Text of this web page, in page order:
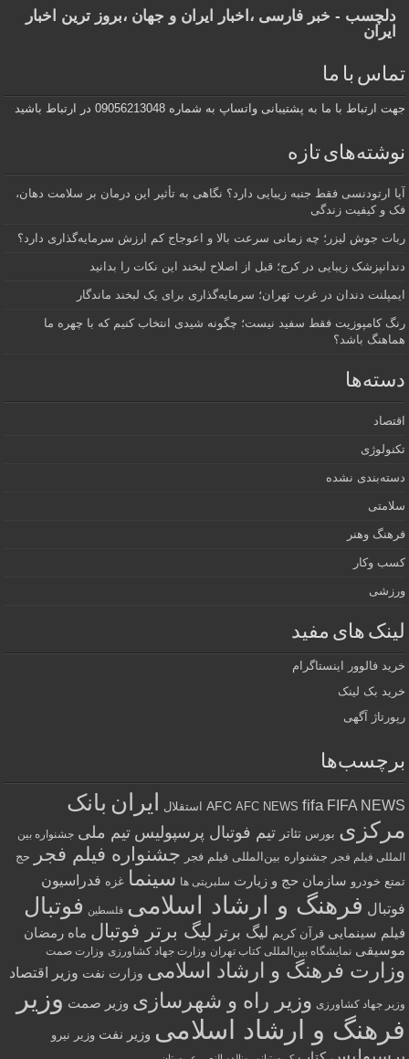
دلچسب - خبر فارسی ،اخبار ایران و جهان ،بروز ترین اخبار
ایران
تماس با ما
جهت ارتباط با ما به پشتیبانی واتساپ به شماره 09056213048 در ارتباط باشید
نوشته‌های تازه
آیا ارتودنسی فقط جنبه زیبایی دارد؟ نگاهی به تأثیر این درمان بر سلامت دهان،
فک و کیفیت زندگی
ربات جوش لیزر؛ چه زمانی سرعت بالا و اعوجاج کم ارزش سرمایه‌گذاری دارد؟
دندانپزشک زیبایی در کرج؛ قبل از اصلاح لبخند این نکات را بدانید
ایمپلنت دندان در غرب تهران؛ سرمایه‌گذاری برای یک لبخند ماندگار
رنگ کامپوزیت فقط سفید نیست؛ چگونه شیدی انتخاب کنیم که با چهره ما
هماهنگ باشد؟
دسته‌ها
اقتصاد
تکنولوژی
دسته‌بندی نشده
سلامتی
فرهنگ وهنر
کسب وکار
ورزشی
لینک های مفید
خرید فالوور اینستاگرام
خرید بک لینک
رپورتاژ آگهی
برچسب‌ها
AFC AFC NEWS fifa FIFA NEWS استقلال ایران بانک
مرکزی بورس تئاتر تیم فوتبال پرسپولیس تیم ملی جشنواره بین
المللی فیلم فجر جشنواره بین‌المللی فیلم فجر جشنواره فیلم فجر
حج
تمتع خودرو سازمان حج و زیارت سلبریتی ها سینما غزه فدراسیون
فوتبال فرهنگ و ارشاد اسلامی فلسطین فوتبال
فیلم سینمایی قرآن کریم لیگ برتر لیگ برتر فوتبال ماه رمضان
موسیقی نمایشگاه بین‌المللی کتاب تهران وزارت جهاد کشاورزی وزارت صمت
وزارت فرهنگ و ارشاد اسلامی وزارت نفت وزیر اقتصاد
وزیر جهاد کشاورزی وزیر راه و شهرسازی وزیر صمت وزیر
فرهنگ و ارشاد اسلامی وزیر نفت وزیر نیرو